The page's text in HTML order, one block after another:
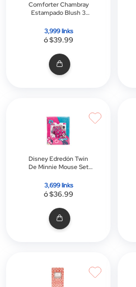
Comforter Chambray
Estampado Blush 3
Promo
3,999 links
ó $39.99
Disney Edredón Twin
De Minnie Mouse Set
Promo
3,699 links
ó $36.99